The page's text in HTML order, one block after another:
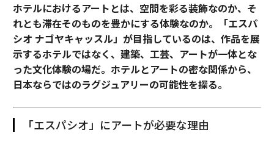
ホテルにおけるアートとは、空間を彩る装飾なのか、そ
れとも滞在そのものを豊かにする体験なのか。「エスパ
シオ ナゴヤキャッスル」が目指しているのは、作品を展
示するホテルではなく、建築、工芸、アートが一体とな
った文化体験の場だ。ホテルとアートの密な関係から、
日本ならではのラグジュアリーの可能性を探る。
「エスパシオ」にアートが必要な理由